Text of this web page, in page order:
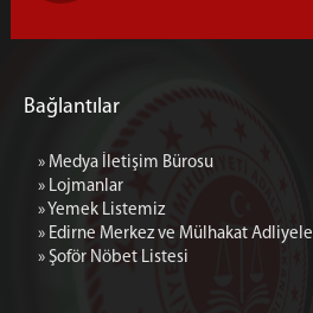
Bağlantılar
» Medya İletişim Bürosu
» Lojmanlar
» Yemek Listemiz
» Edirne Merkez ve Mülhakat
» Şoför Nöbet Listesi